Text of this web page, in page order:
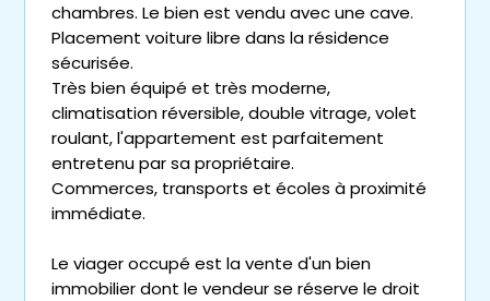
chambres. Le bien est vendu avec une cave.
Placement voiture libre dans la résidence
sécurisée.
Très bien équipé et très moderne,
climatisation réversible, double vitrage, volet
roulant, l'appartement est parfaitement
entretenu par sa propriétaire.
Commerces, transports et écoles à proximité
immédiate.
Le viager occupé est la vente d'un bien
immobilier dont le vendeur se réserve le droit